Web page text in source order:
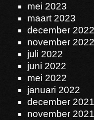
mei 2023
maart 2023
december 2022
november 2022
juli 2022
juni 2022
mei 2022
januari 2022
december 2021
november 2021